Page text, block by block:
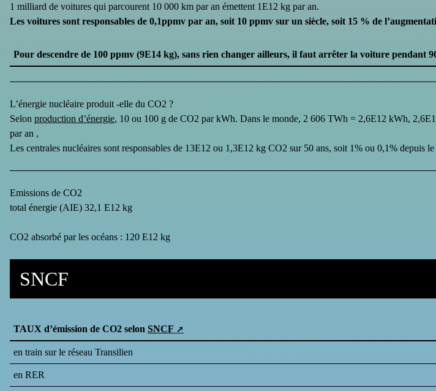
1 milliard de voitures qui parcourent 10 000 km par an émettent 1E12 kg par an.
Les voitures sont responsables de 0,1ppmv par an, soit 10 ppmv sur un siècle, soit 15 % de
Pour descendre de 100 ppmv (9E14 kg), sans rien changer ailleurs, il faut arrêter la voiture pendant
L’énergie nucléaire produit -elle du CO2 ?
Selon production d’énergie, 10 ou 100 g de CO2 par kWh. Dans le monde, 2 606 TWh = 2,6E12 kWh,
par an ,
Les centrales nucléaires sont responsables de 13E12 ou 1,3E12 kg CO2 sur 50 ans, soit 1% ou 0,1% depuis le
Emissions de CO2
total énergie (AIE) 32,1 E12 kg
CO2 absorbé par les océans : 120 E12 kg
SNCF
TAUX d’émission de CO2 selon SNCF
en train sur le réseau Transilien
en RER